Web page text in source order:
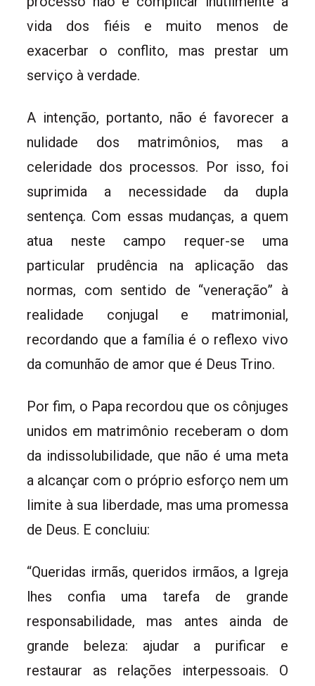
vida dos fiéis e muito menos de
exacerbar o conflito, mas prestar um
serviço à verdade.
A intenção, portanto, não é favorecer a
nulidade dos matrimônios, mas a
celeridade dos processos. Por isso, foi
suprimida a necessidade da dupla
sentença. Com essas mudanças, a quem
atua neste campo requer-se uma
particular prudência na aplicação das
normas, com sentido de “veneração” à
realidade conjugal e matrimonial,
recordando que a família é o reflexo vivo
da comunhão de amor que é Deus Trino.
Por fim, o Papa recordou que os cônjuges
unidos em matrimônio receberam o dom
da indissolubilidade, que não é uma meta
a alcançar com o próprio esforço nem um
limite à sua liberdade, mas uma promessa
de Deus. E concluiu:
“Queridas irmãs, queridos irmãos, a Igreja
lhes confia uma tarefa de grande
responsabilidade, mas antes ainda de
grande beleza: ajudar a purificar e
restaurar as relações interpessoais. O